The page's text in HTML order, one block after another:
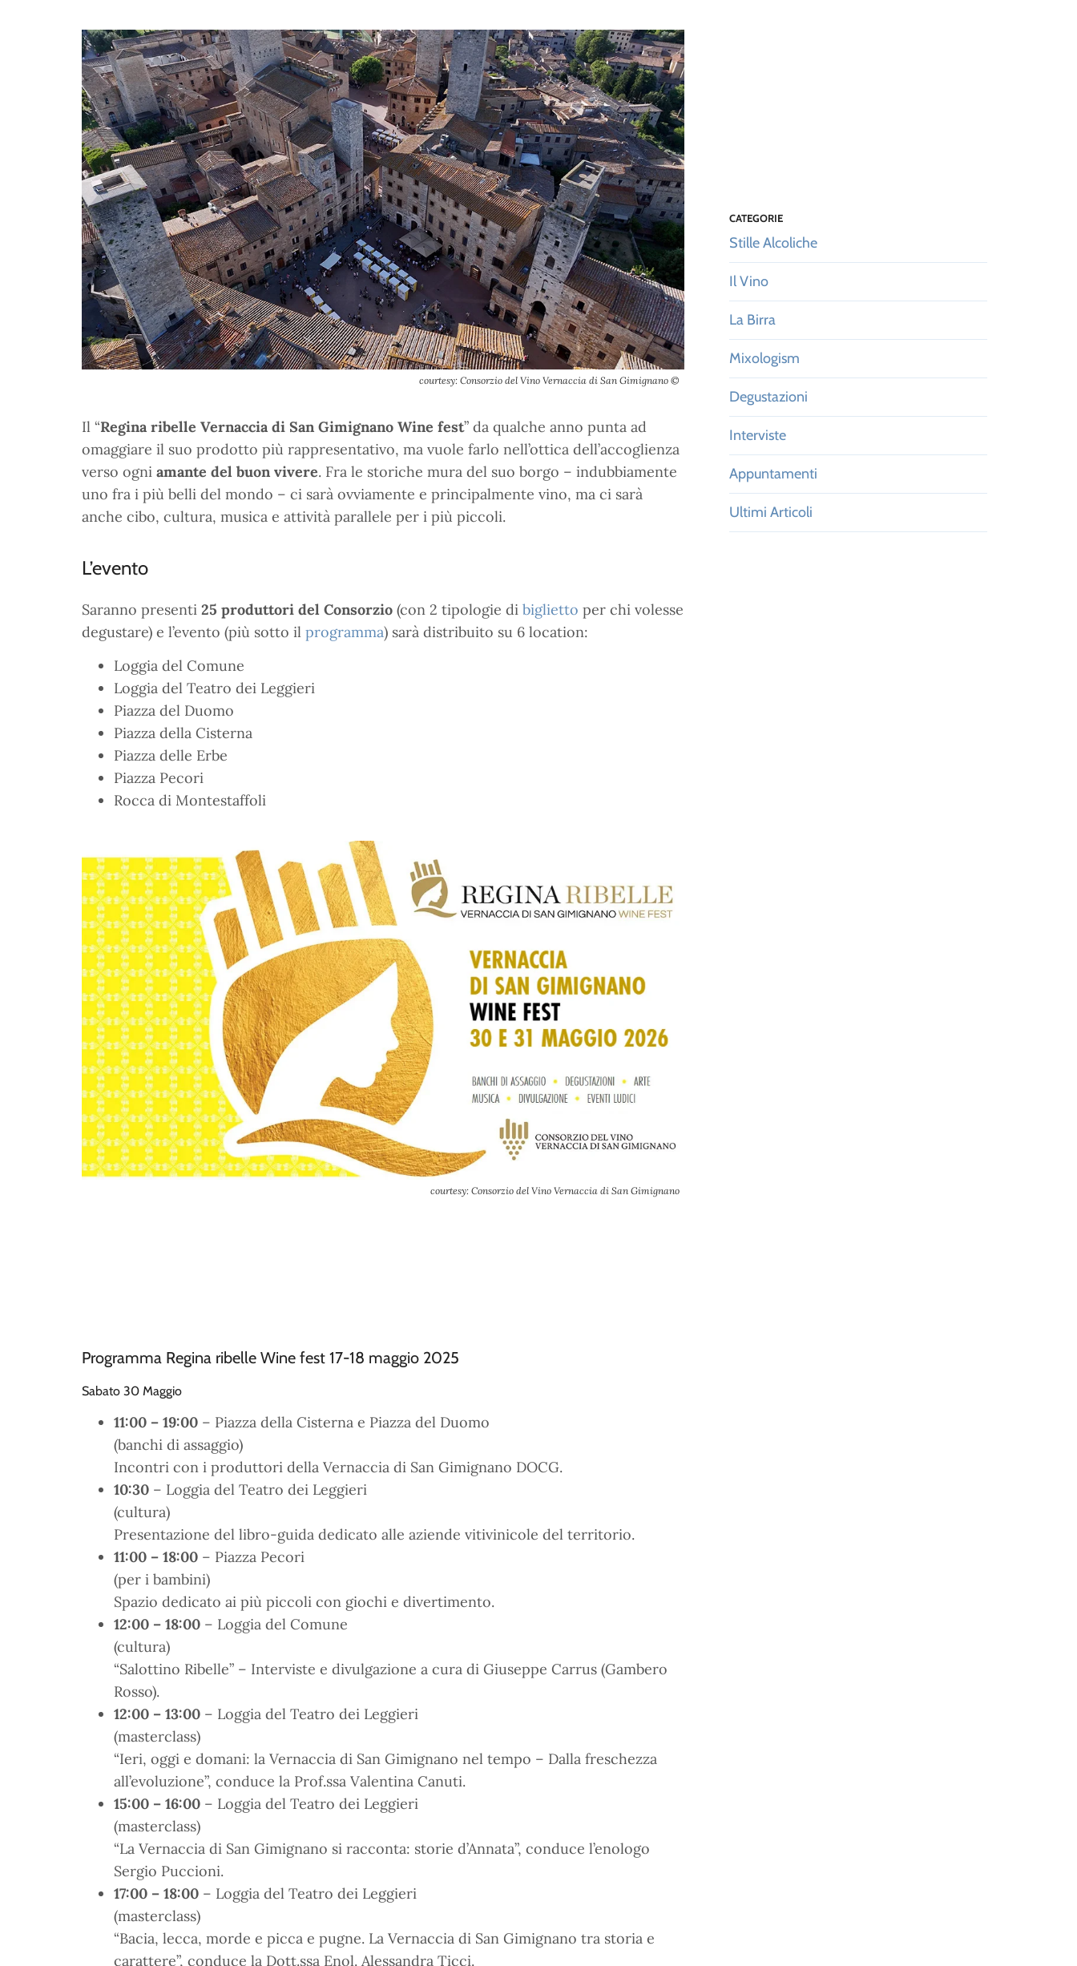
courtesy: Consorzio del Vino Vernaccia di San Gimignano ©
Il “Regina ribelle Vernaccia di San Gimignano Wine fest” da qualche anno punta ad
omaggiare il suo prodotto più rappresentativo, ma vuole farlo nell’ottica dell’accoglienza
verso ogni amante del buon vivere. Fra le storiche mura del suo borgo – indubbiamente
uno fra i più belli del mondo – ci sarà ovviamente e principalmente vino, ma ci sarà
anche cibo, cultura, musica e attività parallele per i più piccoli.
L’evento
Saranno presenti 25 produttori del Consorzio (con 2 tipologie di biglietto per chi volesse
degustare) e l’evento (più sotto il programma) sarà distribuito su 6 location:
Loggia del Comune
Loggia del Teatro dei Leggieri
Piazza del Duomo
Piazza della Cisterna
Piazza delle Erbe
Piazza Pecori
Rocca di Montestaffoli
courtesy: Consorzio del Vino Vernaccia di San Gimignano
Programma Regina ribelle Wine fest 17-18 maggio 2025
Sabato 30 Maggio
11:00 – 19:00 – Piazza della Cisterna e Piazza del Duomo
(banchi di assaggio)
Incontri con i produttori della Vernaccia di San Gimignano DOCG.
10:30 – Loggia del Teatro dei Leggieri
(cultura)
Presentazione del libro-guida dedicato alle aziende vitivinicole del territorio.
11:00 – 18:00 – Piazza Pecori
(per i bambini)
Spazio dedicato ai più piccoli con giochi e divertimento.
12:00 – 18:00 – Loggia del Comune
(cultura)
“Salottino Ribelle” – Interviste e divulgazione a cura di Giuseppe Carrus (Gambero
Rosso).
12:00 – 13:00 – Loggia del Teatro dei Leggieri
(masterclass)
“Ieri, oggi e domani: la Vernaccia di San Gimignano nel tempo – Dalla freschezza
all’evoluzione”, conduce la Prof.ssa Valentina Canuti.
15:00 – 16:00 – Loggia del Teatro dei Leggieri
(masterclass)
“La Vernaccia di San Gimignano si racconta: storie d’Annata”, conduce l’enologo
Sergio Puccioni.
17:00 – 18:00 – Loggia del Teatro dei Leggieri
(masterclass)
“Bacia, lecca, morde e picca e pugne. La Vernaccia di San Gimignano tra storia e
carattere”, conduce la Dott.ssa Enol. Alessandra Ticci.
CATEGORIE
Stille Alcoliche
Il Vino
La Birra
Mixologism
Degustazioni
Interviste
Appuntamenti
Ultimi Articoli